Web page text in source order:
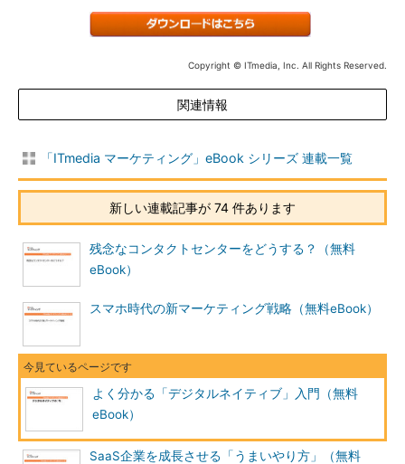
Copyright © ITmedia, Inc. All Rights Reserved.
関連情報
「ITmedia マーケティング」eBook シリーズ 連載一覧
新しい連載記事が 74 件あります
残念なコンタクトセンターをどうする？（無料
eBook）
スマホ時代の新マーケティング戦略（無料eBook）
よく分かる「デジタルネイティブ」入門（無料
eBook）
SaaS企業を成長させる「うまいやり方」（無料